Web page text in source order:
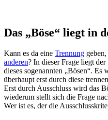
Das „Böse“ liegt in
Kann es da eine Trennung
anderen? In dieser Frage liegt
dieses sogenannten „Bösen“. Es
überhaupt erst durch diese
Erst durch Ausschluss wird das
wiederum stellt sich die Frage
Wer ist es, der die